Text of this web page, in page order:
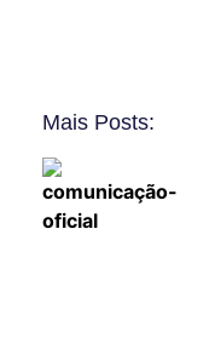
Mais Posts: